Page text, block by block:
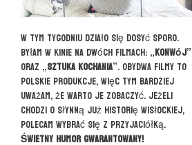
W tym tygodniu działo się dosyć sporo.
Byłam w kinie na dwóch filmach: „Konwój”
oraz „Sztuka kochania”. Obydwa filmy to
polskie produkcje, więc tym bardziej
uważam, że warto je zobaczyć. Jeżeli
chodzi o słynną już historię Wisłockiej,
polecam wybrać się z przyjaciółką.
Świetny humor gwarantowany!